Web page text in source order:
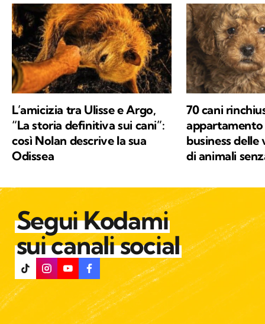
L’amicizia tra Ulisse e Argo,
“La storia definitiva sui cani”:
così Nolan descrive la sua
Odissea
70 cani
appartamento
business
di animali
Segui Kodami
sui canali social